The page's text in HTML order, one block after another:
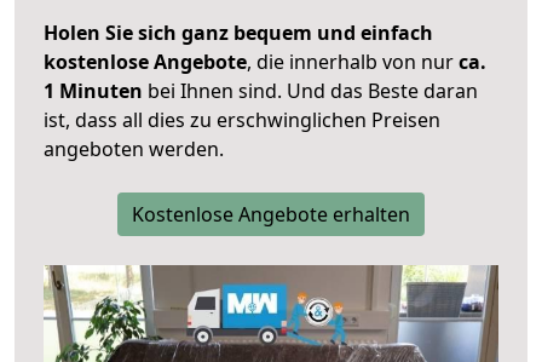
Holen Sie sich ganz bequem und einfach
kostenlose Angebote, die innerhalb von nurca.
1 Minuten bei Ihnen sind. Und das Beste daran
ist, dass all dies zu erschwinglichen Preisen
angeboten werden.
Kostenlose Angebote erhalten